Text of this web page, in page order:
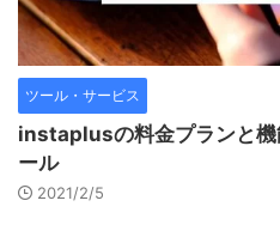
ツール・サービス
instaplusの料金プランと
ール
2021/2/5